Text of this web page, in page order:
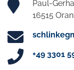
Paul-
16515
+49 3301